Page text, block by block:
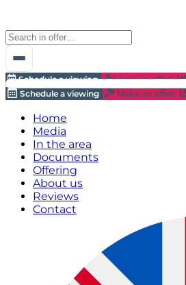
Schedule a viewing Make an offer!
Schedule a viewing
Make an offer!
Home
Media
In the area
Documents
Offering
About us
Reviews
Contact